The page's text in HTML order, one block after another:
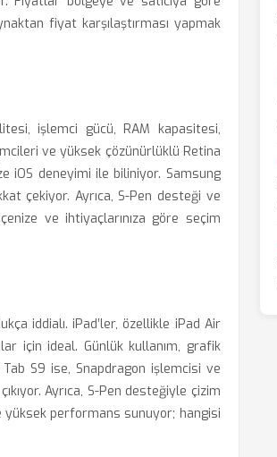
fiyat karşılaştırması yapmak
işlemci gücü, RAM kapasitesi,
ve yüksek çözünürlüklü Retina
iOS deneyimi ile biliniyor. Samsung
çekiyor. Ayrıca, S-Pen desteği ve
ve ihtiyaçlarınıza göre seçim
iddialı. iPad’ler, özellikle iPad Air
için ideal. Günlük kullanım, grafik
S9 ise, Snapdragon işlemcisi ve
Ayrıca, S-Pen desteğiyle çizim
yüksek performans sunuyor; hangisi